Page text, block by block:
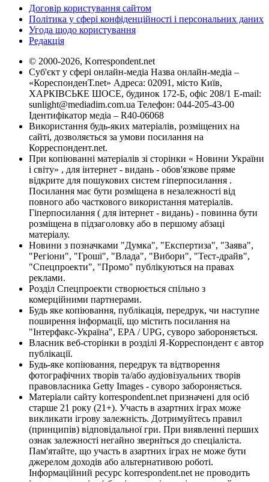
Договір користування сайтом
Політика у сфері конфіденційності і персональних даних
Угода щодо користування
Редакція
© 2000-2026, Korrespondent.net
Суб'єкт у сфері онлайн-медіа Назва онлайн-медіа –
«КореспонденТ.net» Адреса: 02091, місто Київ,
ХАРКІВСЬКЕ ШОСЕ, будинок 172-Б, офіс 208/1 E-mail:
sunlight@mediadim.com.ua Телефон: 044-205-43-00
Ідентифікатор медіа – R40-06068
Використання будь-яких матеріалів, розміщених на
сайті, дозволяється за умови посилання на
Корреспондент.net.
При копіюванні матеріалів зі сторінки « Новини України
і світу» , для інтернет - видань - обов'язкове пряме
відкрите для пошукових систем гіперпосилання .
Посилання має бути розміщена в незалежності від
повного або часткового використання матеріалів.
Гіперпосилання ( для інтернет - видань) - повинна бути
розміщена в підзаголовку або в першому абзаці
матеріалу.
Новини з позначками "Думка", "Експертиза", "Заява",
"Регіони", "Гроші", "Влада", "Вибори", "Тест-драйв",
"Спецпроекти", "Промо" публікуються на правах
реклами.
Розділ Спецпроекти створюється спільно з
комерційними партнерами.
Будь яке копіювання, публікація, передрук, чи наступне
поширення інформації, що містить посилання на
"Інтерфакс-Україна", EPA / UPG, суворо забороняється.
Власник веб-сторінки в розділі Я-Корреспондент є автор
публікації.
Будь-яке копіювання, передрук та відтворення
фотографічних творів та/або аудіовізуальних творів
правовласника Getty Images - суворо забороняється.
Матеріали сайту korrespondent.net призначені для осіб
старше 21 року (21+). Участь в азартних іграх може
викликати ігрову залежність. Дотримуйтесь правил
(принципів) відповідальної гри. При виявленні перших
ознак залежності негайно зверніться до спеціаліста.
Пам'ятайте, що участь в азартних іграх не може бути
джерелом доходів або альтернативою роботі.
Інформаційний ресурс korrespondent.net не проводить